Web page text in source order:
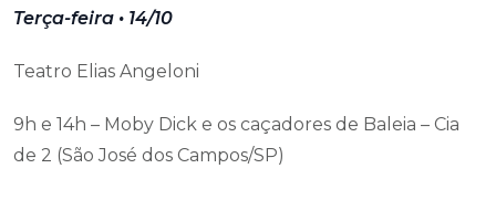
Terça-feira • 14/10
Teatro Elias Angeloni
9h e 14h – Moby Dick e os caçadores de Baleia – Cia
de 2 (São José dos Campos/SP)